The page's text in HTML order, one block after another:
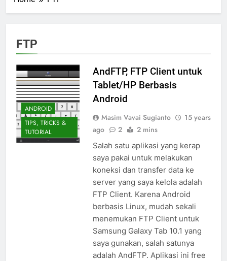
FTP
ANDROID
TIPS, TRICKS &
TUTORIAL
AndFTP, FTP Client untuk
Tablet/HP Berbasis
Android
Masim Vavai Sugianto
15 years
ago
2 2 mins
Salah satu aplikasi yang kerap
saya pakai untuk melakukan
koneksi dan transfer data ke
server yang saya kelola adalah
FTP Client. Karena Android
berbasis Linux, mudah sekali
menemukan FTP Client untuk
Samsung Galaxy Tab 10.1 yang
saya gunakan, salah satunya
adalah AndFTP. Aplikasi ini free